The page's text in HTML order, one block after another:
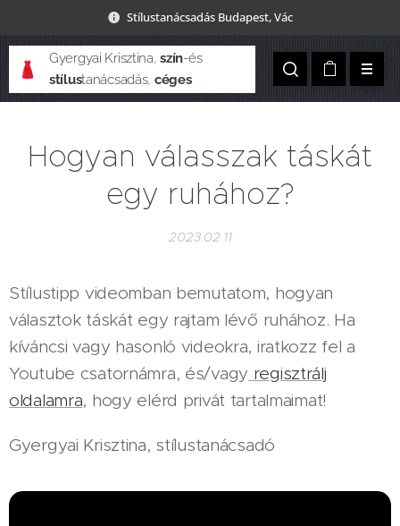
Stílustanácsadás Budapest, Vác
Gyergyai Krisztina, szín-és
stílustanácsadás, céges
csapatépítés
Hogyan válasszak táskát
egy ruhához?
2023.02.11
Stílustipp videomban bemutatom, hogyan
választok táskát egy rajtam lévő ruhához. Ha
kíváncsi vagy hasonló videokra, iratkozz fel a
Youtube csatornámra, és/vagy regisztrálj
oldalamra, hogy elérd privát tartalmaimat!
Gyergyai Krisztina, stílustanácsadó